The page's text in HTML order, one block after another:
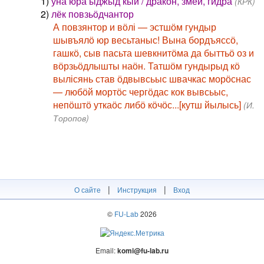
2) лёк повзьӧдчантор
А повзянтор и вӧлі — эстшӧм гундыр
шывъялӧ юр весьтаныс! Вына бордъяссӧ,
гашкӧ, сыв пасьта шевкнитӧма да быттьӧ оз и
вӧрзьӧдлышты наӧн. Татшӧм гундырыд кӧ
вылісянь став ӧдвывсьыс швачкас морӧснас
— любӧй мортӧс чергӧдас кок вывсьыс,
непӧштӧ уткаӧс либӧ кӧчӧс...[кутш йылысь] (И.
Торопов)
О сайте | Инструкция | Вход
© FU-Lab2026
Email:komi@fu-lab.ru